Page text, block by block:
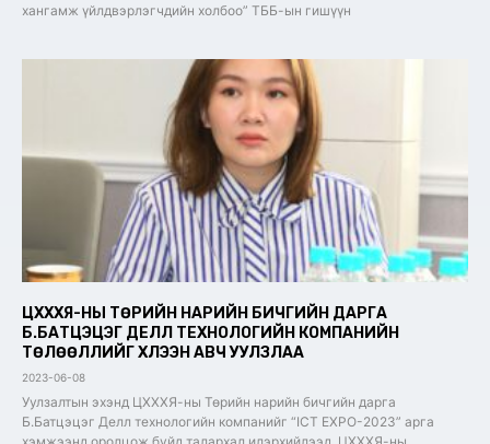
хангамж үйлдвэрлэгчдийн холбоо” ТББ-ын гишүүн
ЦХХХЯ-НЫ ТӨРИЙН НАРИЙН БИЧГИЙН ДАРГА
Б.БАТЦЭЦЭГ ДЕЛЛ ТЕХНОЛОГИЙН КОМПАНИЙН
ТӨЛӨӨЛЛИЙГ ХҮЛЭЭН АВЧ УУЛЗЛАА
2023-06-08
Уулзалтын эхэнд ЦХХХЯ-ны Төрийн нарийн бичгийн дарга
Б.Батцэцэг Делл технологийн компанийг “ICT EXPO-2023” арга